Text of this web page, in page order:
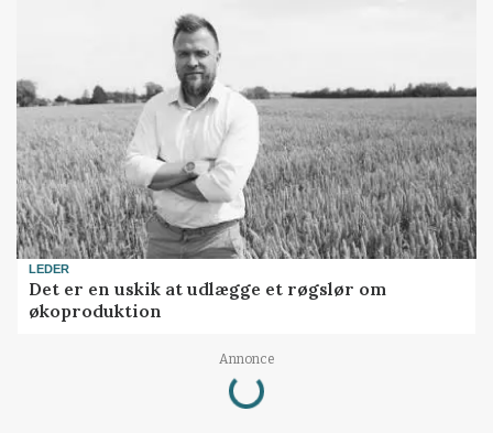
LEDER
Det er en uskik at udlægge et røgslør om
økoproduktion
Annonce
Loading...